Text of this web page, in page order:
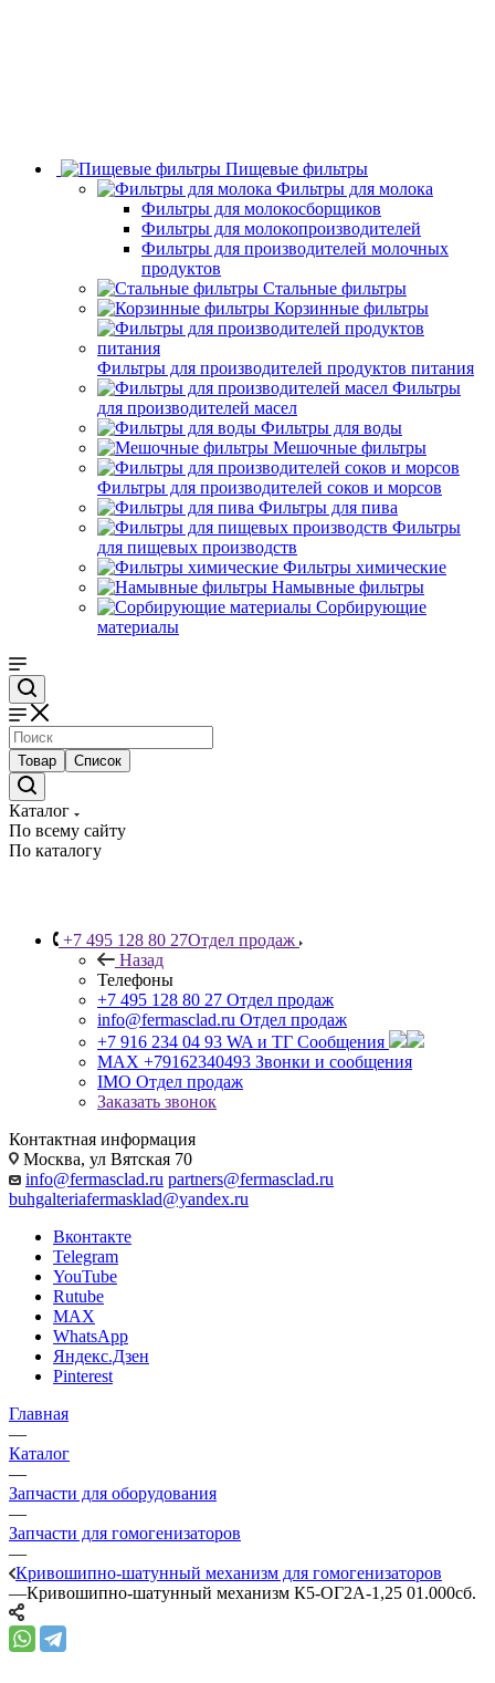
Пищевые фильтры
Фильтры для молока
Фильтры для молокосборщиков
Фильтры для молокопроизводителей
Фильтры для производителей молочных
продуктов
Стальные фильтры
Корзинные фильтры
Фильтры для производителей продуктов питания
Фильтры
для производителей масел
Фильтры для воды
Мешочные фильтры
Фильтры для производителей соков и морсов
Фильтры для пива
Фильтры
для пищевых производств
Фильтры химические
Намывные фильтры
Сорбирующие
материалы
Товар Список
Каталог
По всему сайту
По каталогу
+7 495 128 80 27Отдел продаж
Назад
Телефоны
+7 495 128 80 27 Отдел продаж
info@fermasclad.ru Отдел продаж
+7 916 234 04 93 WA и ТГ Сообщения
MAX +79162340493 Звонки и сообщения
IMO Отдел продаж
Заказать звонок
Контактная информация
Москва, ул Вятская 70
info@fermasclad.ru partners@fermasclad.ru
buhgalteriafermasklad@yandex.ru
Вконтакте
Telegram
YouTube
Rutube
MAX
WhatsApp
Яндекс.Дзен
Pinterest
Главная
—
Каталог
—
Запчасти для оборудования
—
Запчасти для гомогенизаторов
—
Кривошипно-шатунный механизм для гомогенизаторов
—Кривошипно-шатунный механизм К5-ОГ2А-1,25 01.000сб.